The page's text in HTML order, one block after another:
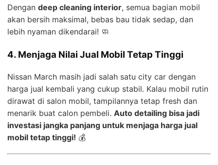
Dengan deep cleaning interior, semua bagian mobil
akan bersih maksimal, bebas bau tidak sedap, dan
lebih nyaman dikendarai! 🧼
4. Menjaga Nilai Jual Mobil Tetap Tinggi
Nissan March masih jadi salah satu city car dengan
harga jual kembali yang cukup stabil. Kalau mobil rutin
dirawat di salon mobil, tampilannya tetap fresh dan
menarik buat calon pembeli. Auto detailing bisa jadi
investasi jangka panjang untuk menjaga harga jual
mobil tetap tinggi! 💰